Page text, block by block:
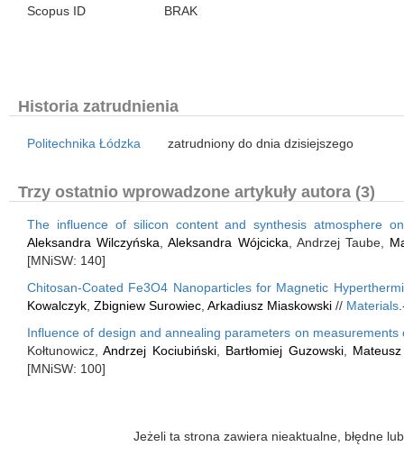
Scopus ID BRAK
Historia zatrudnienia
Politechnika Łódzka zatrudniony do dnia dzisiejszego
Trzy ostatnio wprowadzone artykuły autora (3)
The influence of silicon content and synthesis atmosphere
Aleksandra Wilczyńska ,Aleksandra Wójcicka , Andrzej Taube,
[MNiSW: 140]
Chitosan-Coated Fe3O4 Nanoparticles for Magnetic
Kowalczyk Zbigniew Surowiec Arkadiusz Miaskowski // Materials
Influence of design and annealing parameters on
Kołtunowicz,Andrzej Kociubiński, Bartłomiej Guzowski,
[MNiSW: 100]
Jeżeli ta strona zawiera nieaktualne, błędne